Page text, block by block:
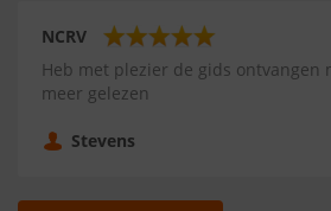
NCRV
Heb met plezier de gids ontvangen
meer gelezen
Stevens